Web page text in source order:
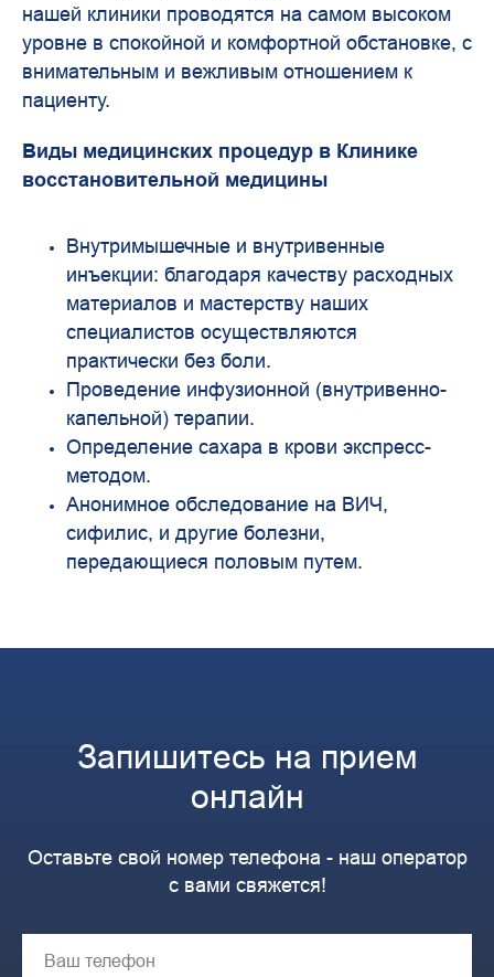
нашей клиники проводятся на самом высоком
уровне в спокойной и комфортной обстановке, с
внимательным и вежливым отношением к
пациенту.
Виды медицинских процедур в Клинике
восстановительной медицины
Внутримышечные и внутривенные
инъекции: благодаря качеству расходных
материалов и мастерству наших
специалистов осуществляются
практически без боли.
Проведение инфузионной (внутривенно-
капельной) терапии.
Определение сахара в крови экспресс-
методом.
Анонимное обследование на ВИЧ,
сифилис, и другие болезни,
передающиеся половым путем.
Запишитесь на прием
онлайн
Оставьте свой номер телефона - наш оператор
с вами свяжется!